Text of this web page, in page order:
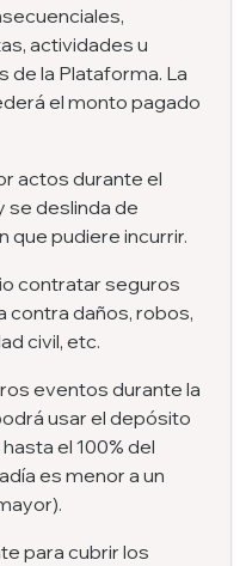
actividades u
de la Plataforma. La
el monto pagado
actos durante el
se deslinda de
que pudiere incurrir.
contratar seguros
contra daños, robos,
civil, etc.
eventos durante la
usar el depósito
el 100% del
es menor a un
para cubrir los